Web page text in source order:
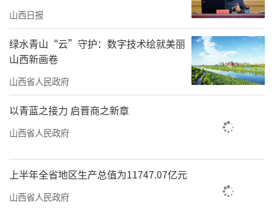
山西日报
绿水青山“云”守护：数字技术绘就美丽
山西新画卷
山西省人民政府
以青蓝之接力 启晋商之新章
山西省人民政府
上半年全省地区生产总值为11747.07亿元
山西省人民政府